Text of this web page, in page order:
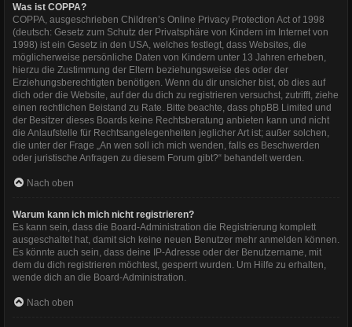
Was ist COPPA?
COPPA, ausgeschrieben Children’s Online Privacy Protection Act of 1998
(deutsch: Gesetz zum Schutz der Privatsphäre von Kindern im Internet von
1998) ist ein Gesetz in den USA, welches festlegt, dass Websites, die
möglicherweise persönliche Daten von Kindern unter 13 Jahren erheben,
hierzu die Zustimmung der Eltern beziehungsweise des oder der
Erziehungsberechtigten benötigen. Wenn du dir unsicher bist, ob dies auf
dich oder die Website, auf der du dich zu registrieren versuchst, zutrifft, ziehe
einen rechtlichen Beistand zu Rate. Bitte beachte, dass phpBB Limited und
der Besitzer dieses Boards keine Rechtsberatung anbieten kann und nicht
die Anlaufstelle für Rechtsangelegenheiten jeglicher Art ist; außer solchen,
die unter der Frage „An wen soll ich mich wenden, falls es Beschwerden
oder juristische Anfragen zu diesem Forum gibt?“ behandelt werden.
Nach oben
Warum kann ich mich nicht registrieren?
Es kann sein, dass die Board-Administration die Registrierung komplett
ausgeschaltet hat, damit sich keine neuen Benutzer mehr anmelden können.
Es könnte auch sein, dass deine IP-Adresse oder der Benutzername, mit
dem du dich registrieren möchtest, gesperrt wurden. Um Hilfe zu erhalten,
wende dich an die Board-Administration.
Nach oben